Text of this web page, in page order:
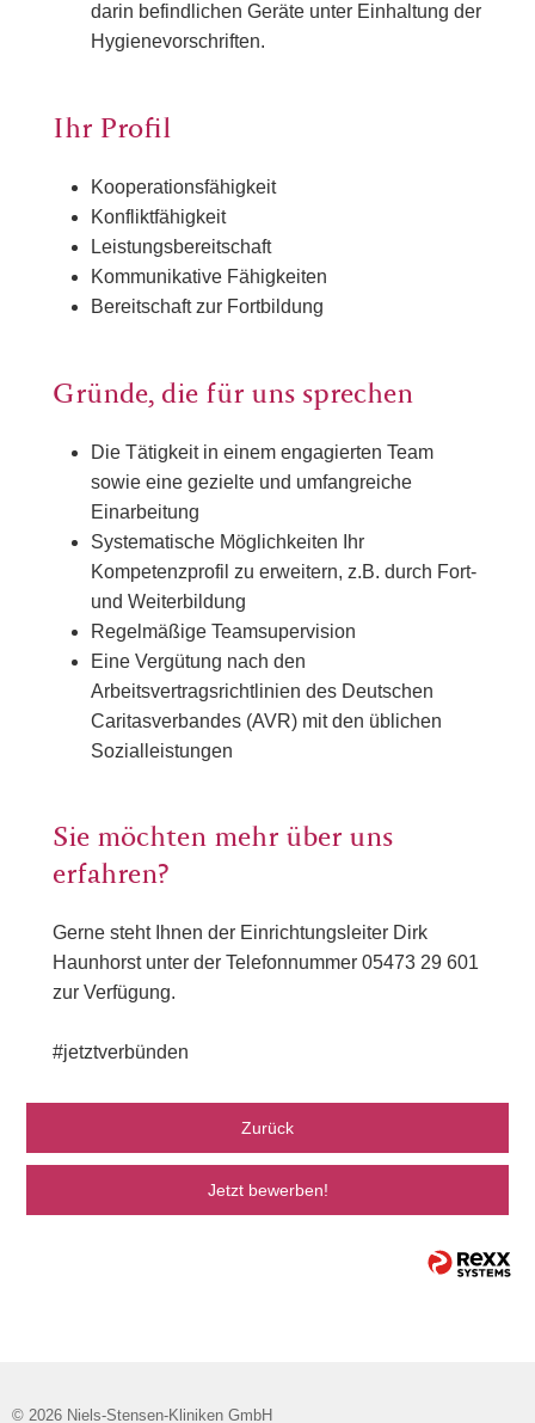
darin befindlichen Geräte unter Einhaltung der
Hygienevorschriften.
Ihr Profil
Kooperationsfähigkeit
Konfliktfähigkeit
Leistungsbereitschaft
Kommunikative Fähigkeiten
Bereitschaft zur Fortbildung
Gründe, die für uns sprechen
Die Tätigkeit in einem engagierten Team
sowie eine gezielte und umfangreiche
Einarbeitung
Systematische Möglichkeiten Ihr
Kompetenzprofil zu erweitern, z.B. durch Fort-
und Weiterbildung
Regelmäßige Teamsupervision
Eine Vergütung nach den
Arbeitsvertragsrichtlinien des Deutschen
Caritasverbandes (AVR) mit den üblichen
Sozialleistungen
Sie möchten mehr über uns
erfahren?
Gerne steht Ihnen der Einrichtungsleiter Dirk
Haunhorst unter der Telefonnummer 05473 29 601
zur Verfügung.
#jetztverbünden
Zurück
Jetzt bewerben!
© 2026 Niels-Stensen-Kliniken GmbH